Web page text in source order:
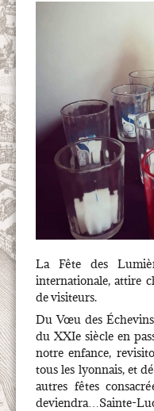
La Fête des
internationale, attire
de visiteurs.
Du Vœu des
du XXIe siècle en
notre enfance,
tous les lyonnais, et
autres fêtes
deviendra…Sainte-